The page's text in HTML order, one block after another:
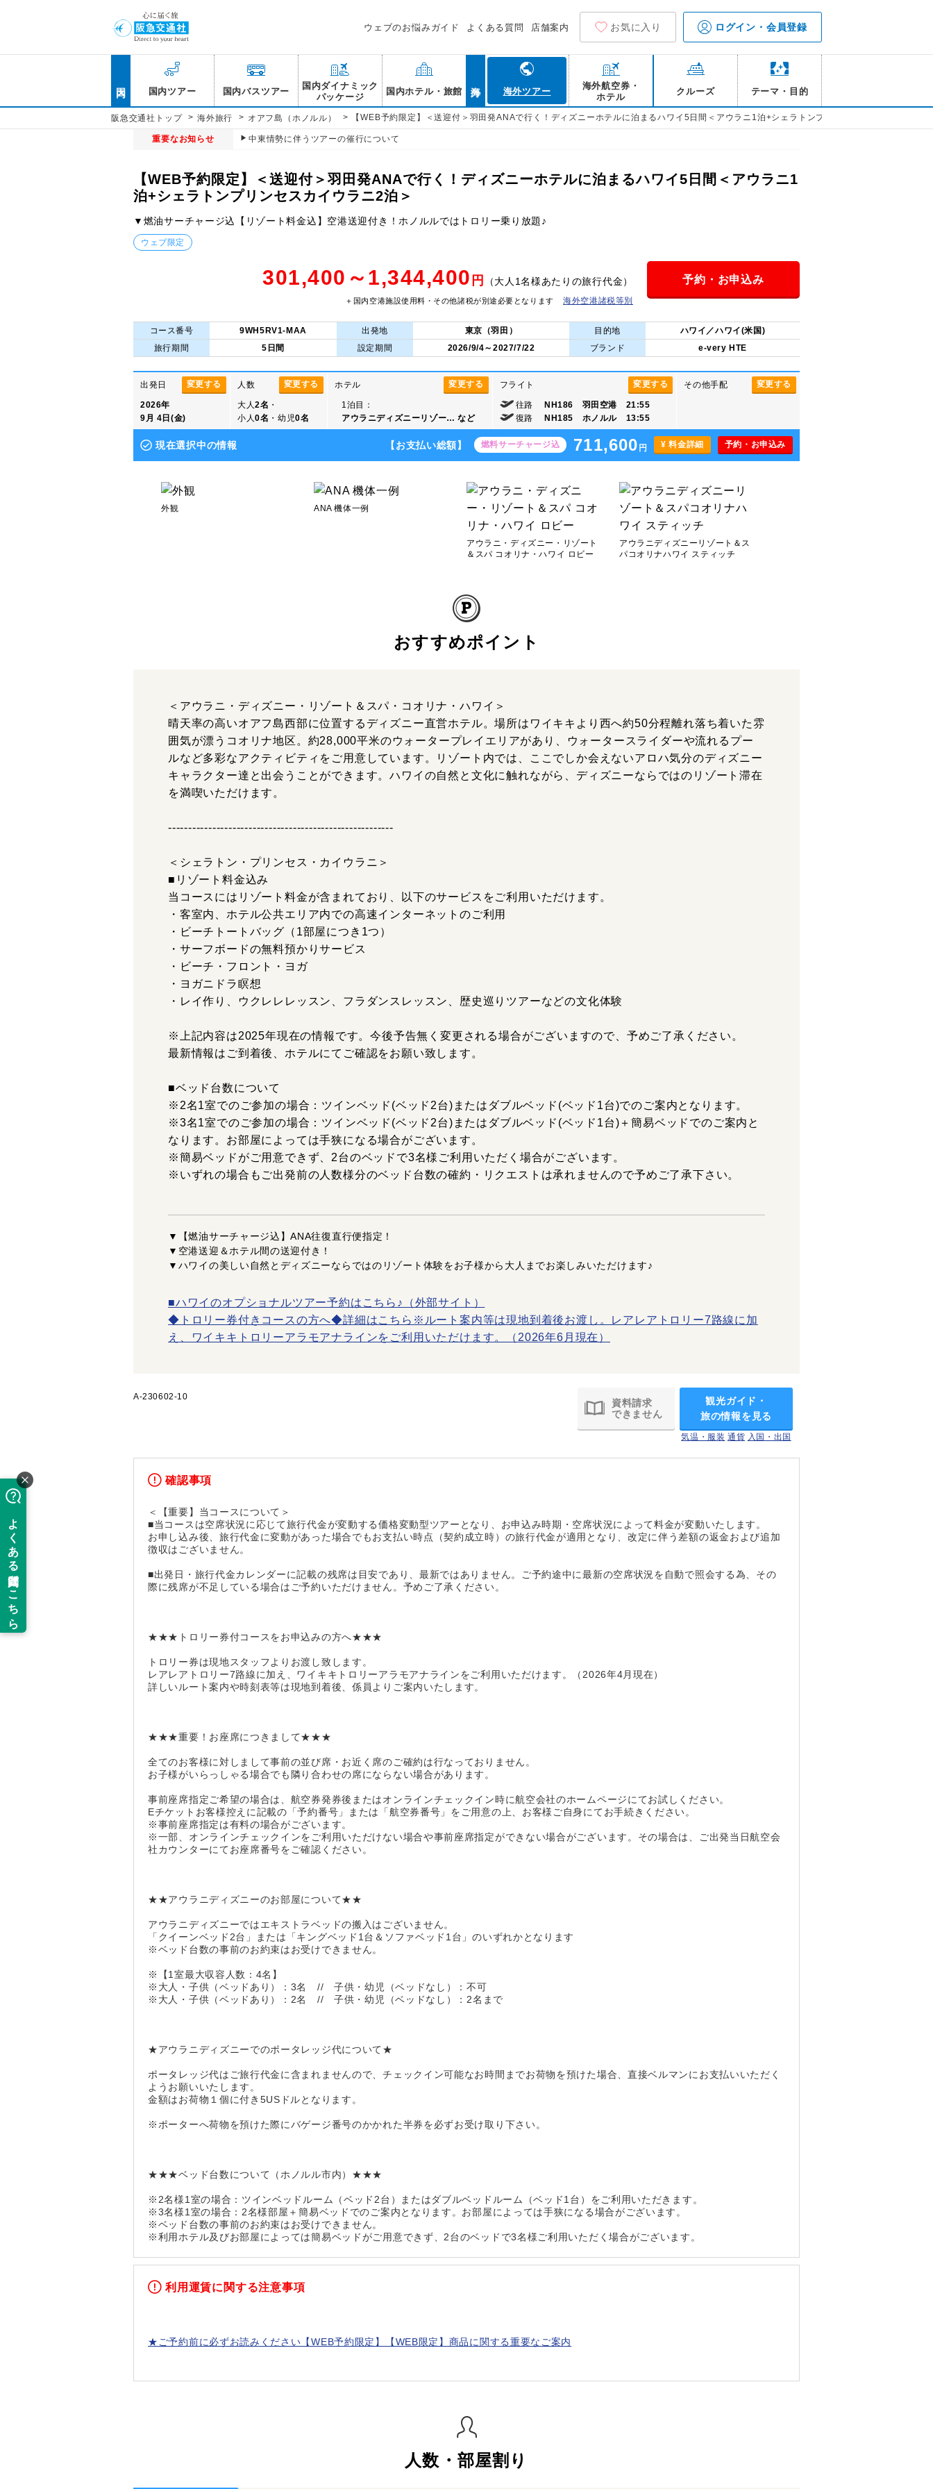
ウェブのお悩みガイド よくある質問 店舗案内 お気に入り ログイン・会員登録
国内ツアー 国内バスツアー
国内ダイナミック
パッケージ
国内ホテル・旅館 海外ツアー
海外航空券・
ホテル
クルーズ テーマ・目的
阪急交通社トップ > 海外旅行 > オアフ島（ホノルル） > 【WEB予約限定】＜送迎付＞羽田発ANAで行く！ディズニーホテルに泊まるハワイ5日間＜アウラニ1泊+シェラトンプリンセスカイウラニ2泊＞
重要なお知らせ 中東情勢に伴うツアーの催行について
【WEB予約限定】＜送迎付＞羽田発ANAで行く！ディズニーホテルに泊まるハワイ5日間＜アウラニ1
泊+シェラトンプリンセスカイウラニ2泊＞
▼燃油サーチャージ込【リゾート料金込】空港送迎付き！ホノルルではトロリー乗り放題♪
ウェブ限定
301,400～1,344,400 円 （大人1名様あたりの旅行代金）
＋国内空港施設使用料・その他諸税が別途必要となります 海外空港諸税等別
予約・お申込み
コース番号 9WH5RV1-MAA 出発地 東京（羽田） 目的地
ハワイ／ハワイ(米国)
旅行期間
5日間 設定期間 2026/9/4～2027/7/22 ブランド e-very HTE
変更する
出発日
2026年
9月 4日(金)
変更する
人数
大人2名 ・
小人0名 ・幼児0名
変更する
ホテル
1泊目：
アウラニディズニーリゾー…など
変更する
フライト
往路
NH186 羽田空港 21:55
復路
NH185 ホノルル 13:55
変更する
その他手配
現在選択中の情報 【お支払い総額】 燃料サーチャージ込 711,600 円 ¥ 料金詳細 予約・お申込み
外観 ANA 機体一例
アウラニ・ディズニー・リゾート
＆スパ コオリナ・ハワイ ロビー
アウラニディズニーリゾート＆ス
パコオリナハワイ スティッチ
おすすめポイント
＜アウラニ・ディズニー・リゾート＆スパ・コオリナ・ハワイ＞
晴天率の高いオアフ島西部に位置するディズニー直営ホテル。場所はワイキキより西へ約50分程離れ落ち着いた雰
囲気が漂うコオリナ地区。約28,000平米のウォータープレイエリアがあり、ウォータースライダーや流れるプー
ルなど多彩なアクティビティをご用意しています。リゾート内では、ここでしか会えないアロハ気分のディズニー
キャラクター達と出会うことができます。ハワイの自然と文化に触れながら、ディズニーならではのリゾート滞在
を満喫いただけます。
--------------------------------------------------------
＜シェラトン・プリンセス・カイウラニ＞
■リゾート料金込み
当コースにはリゾート料金が含まれており、以下のサービスをご利用いただけます。
・客室内、ホテル公共エリア内での高速インターネットのご利用
・ビーチトートバッグ（1部屋につき1つ）
・サーフボードの無料預かりサービス
・ビーチ・フロント・ヨガ
・ヨガニドラ瞑想
・レイ作り、ウクレレレッスン、フラダンスレッスン、歴史巡りツアーなどの文化体験
※上記内容は2025年現在の情報です。今後予告無く変更される場合がございますので、予めご了承ください。
最新情報はご到着後、ホテルにてご確認をお願い致します。
■ベッド台数について
※2名1室でのご参加の場合：ツインベッド(ベッド2台)またはダブルベッド(ベッド1台)でのご案内となります。
※3名1室でのご参加の場合：ツインベッド(ベッド2台)またはダブルベッド(ベッド1台)＋簡易ベッドでのご案内と
なります。お部屋によっては手狭になる場合がございます。
※簡易ベッドがご用意できず、2台のベッドで3名様ご利用いただく場合がございます。
※いずれの場合もご出発前の人数様分のベッド台数の確約・リクエストは承れませんので予めご了承下さい。
▼【燃油サーチャージ込】ANA往復直行便指定！
▼空港送迎＆ホテル間の送迎付き！
▼ハワイの美しい自然とディズニーならではのリゾート体験をお子様から大人までお楽しみいただけます♪
■ハワイのオプショナルツアー予約はこちら♪（外部サイト）
◆トロリー券付きコースの方へ◆詳細はこちら※ルート案内等は現地到着後お渡し。レアレアトロリー7路線に加
え、ワイキキトロリーアラモアナラインをご利用いただけます。（2026年6月現在）
A-230602-10
資料請求
できません
観光ガイド・
旅の情報を見る
気温・服装 通貨 入国・出国
確認事項
＜【重要】当コースについて＞
■当コースは空席状況に応じて旅行代金が変動する価格変動型ツアーとなり、お申込み時期・空席状況によって料金が変動いたします。
お申し込み後、旅行代金に変動があった場合でもお支払い時点（契約成立時）の旅行代金が適用となり、改定に伴う差額の返金および追加
徴収はございません。
■出発日・旅行代金カレンダーに記載の残席は目安であり、最新ではありません。ご予約途中に最新の空席状況を自動で照会する為、その
際に残席が不足している場合はご予約いただけません。予めご了承ください。
★★★トロリー券付コースをお申込みの方へ★★★
トロリー券は現地スタッフよりお渡し致します。
レアレアトロリー7路線に加え、ワイキキトロリーアラモアナラインをご利用いただけます。（2026年4月現在）
詳しいルート案内や時刻表等は現地到着後、係員よりご案内いたします。
★★★重要！お座席につきまして★★★
全てのお客様に対しまして事前の並び席・お近く席のご確約は行なっておりません。
お子様がいらっしゃる場合でも隣り合わせの席にならない場合があります。
事前座席指定ご希望の場合は、航空券発券後またはオンラインチェックイン時に航空会社のホームページにてお試しください。
Eチケットお客様控えに記載の「予約番号」または「航空券番号」をご用意の上、お客様ご自身にてお手続きください。
※事前座席指定は有料の場合がございます。
※一部、オンラインチェックインをご利用いただけない場合や事前座席指定ができない場合がございます。その場合は、ご出発当日航空会
社カウンターにてお座席番号をご確認ください。
★★アウラニディズニーのお部屋について★★
アウラニディズニーではエキストラベッドの搬入はございません。
「クイーンベッド2台」または「キングベッド1台＆ソファベッド1台」のいずれかとなります
※ベッド台数の事前のお約束はお受けできません。
※【1室最大収容人数：4名】
※大人・子供（ベッドあり）：3名 // 子供・幼児（ベッドなし）：不可
※大人・子供（ベッドあり）：2名 // 子供・幼児（ベッドなし）：2名まで
★アウラニディズニーでのポータレッジ代について★
ポータレッジ代はご旅行代金に含まれませんので、チェックイン可能なお時間までお荷物を預けた場合、直接ベルマンにお支払いいただく
ようお願いいたします。
金額はお荷物１個に付き5USドルとなります。
※ポーターへ荷物を預けた際にバゲージ番号のかかれた半券を必ずお受け取り下さい。
★★★ベッド台数について（ホノルル市内）★★★
※2名様1室の場合：ツインベッドルーム（ベッド2台）またはダブルベッドルーム（ベッド1台）をご利用いただきます。
※3名様1室の場合：2名様部屋＋簡易ベッドでのご案内となります。お部屋によっては手狭になる場合がございます。
※ベッド台数の事前のお約束はお受けできません。
※利用ホテル及びお部屋によっては簡易ベッドがご用意できず、2台のベッドで3名様ご利用いただく場合がございます。
利用運賃に関する注意事項
★ご予約前に必ずお読みください【WEB予約限定】【WEB限定】商品に関する重要なご案内
人数・部屋割り